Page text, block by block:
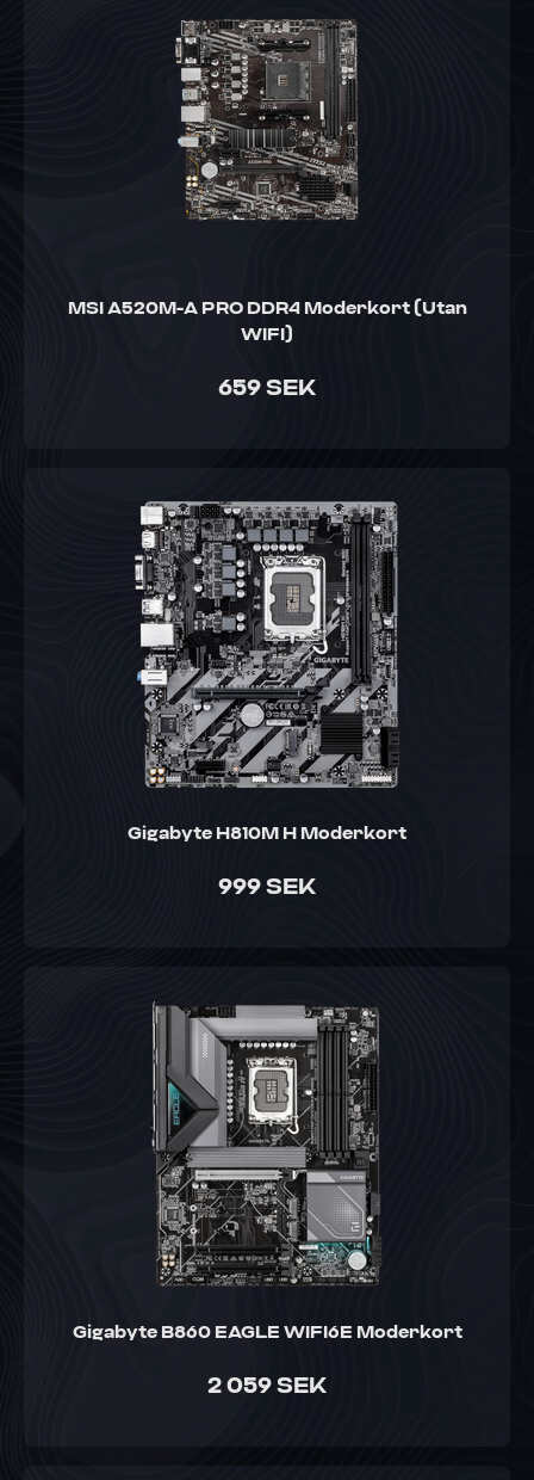
MSI A520M-A PRO DDR4 Moderkort (Utan
WIFI)
659 SEK
Gigabyte H810M H Moderkort
999 SEK
Gigabyte B860 EAGLE WIFI6E Moderkort
2 059 SEK